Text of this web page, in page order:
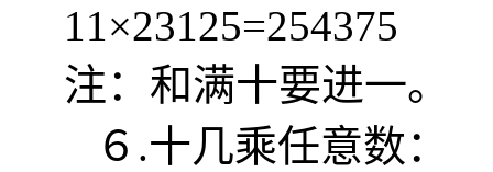
11×23125=254375
注：和满十要进一。
６.十几乘任意数：